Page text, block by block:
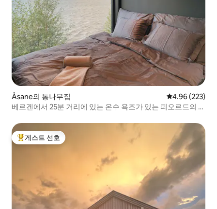
Åsane의 통나무집 평점 4.96점(5
4.96 (223)
베르겐에서 25분 거리에 있는 온수 욕조가 있는 피오르드의 은
상위 게스트 선호
게스트 선호